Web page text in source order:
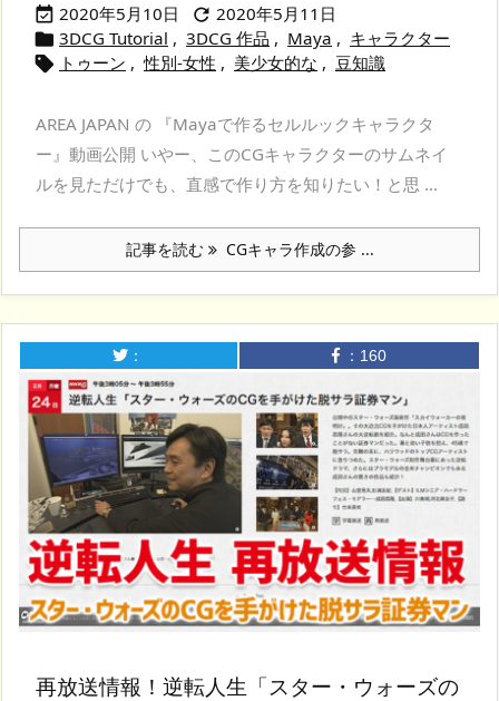
 2020年5月10日  2020年5月11日
 3DCG Tutorial , 3DCG 作品 , Maya , キャラクター
 トゥーン , 性別-女性 , 美少女的な , 豆知識
AREA JAPAN の 『Mayaで作るセルルックキャラクタ
ー』動画公開 いやー、このCGキャラクターのサムネイ
ルを見ただけでも、直感で作り方を知りたい！と思 ...
記事を読む CGキャラ作成の参 ...
： ： 160
再放送情報！逆転人生「スター・ウォーズの